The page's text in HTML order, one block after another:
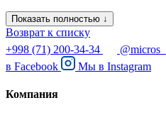
Показать полностью ↓
Возврат к списку
+998 (71) 200-34-34
в Facebook Мы в Instagram
Компания